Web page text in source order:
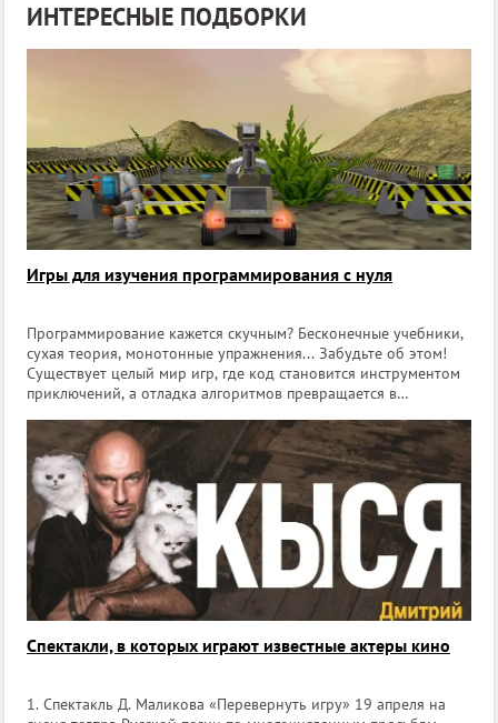
ИНТЕРЕСНЫЕ ПОДБОРКИ
Игры для изучения программирования с нуля
Программирование кажется скучным? Бесконечные учебники,
сухая теория, монотонные упражнения... Забудьте об этом!
Существует целый мир игр, где код становится инструментом
приключений, а отладка алгоритмов превращается в
головоломках с яркими кнопочками,
Спектакли, в которых играют известные актеры кино
1. Спектакль Д. Маликова «Перевернуть игру» 19 апреля на